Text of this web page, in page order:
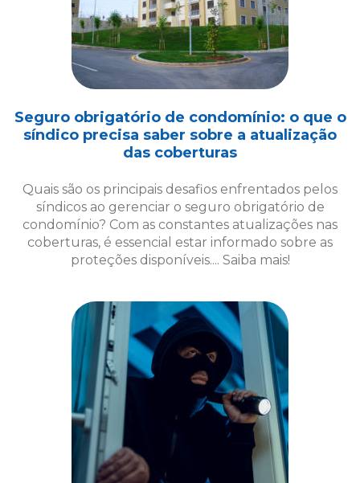
síndico precisa saber sobre a atualização
das coberturas
Quais são os principais desafios enfrentados pelos
síndicos ao gerenciar o seguro obrigatório de
coberturas, é essencial estar informado sobre as
proteções disponíveis.... Saiba mais!
Segurança em Condomínios: Casos
Recentes Expõem Vulnerabilidades e
Reforçam Necessidade de Medidas
Preventivas